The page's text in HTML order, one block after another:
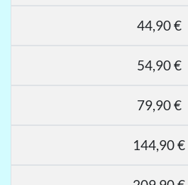
44,90 €
54,90 €
79,90 €
144,90 €